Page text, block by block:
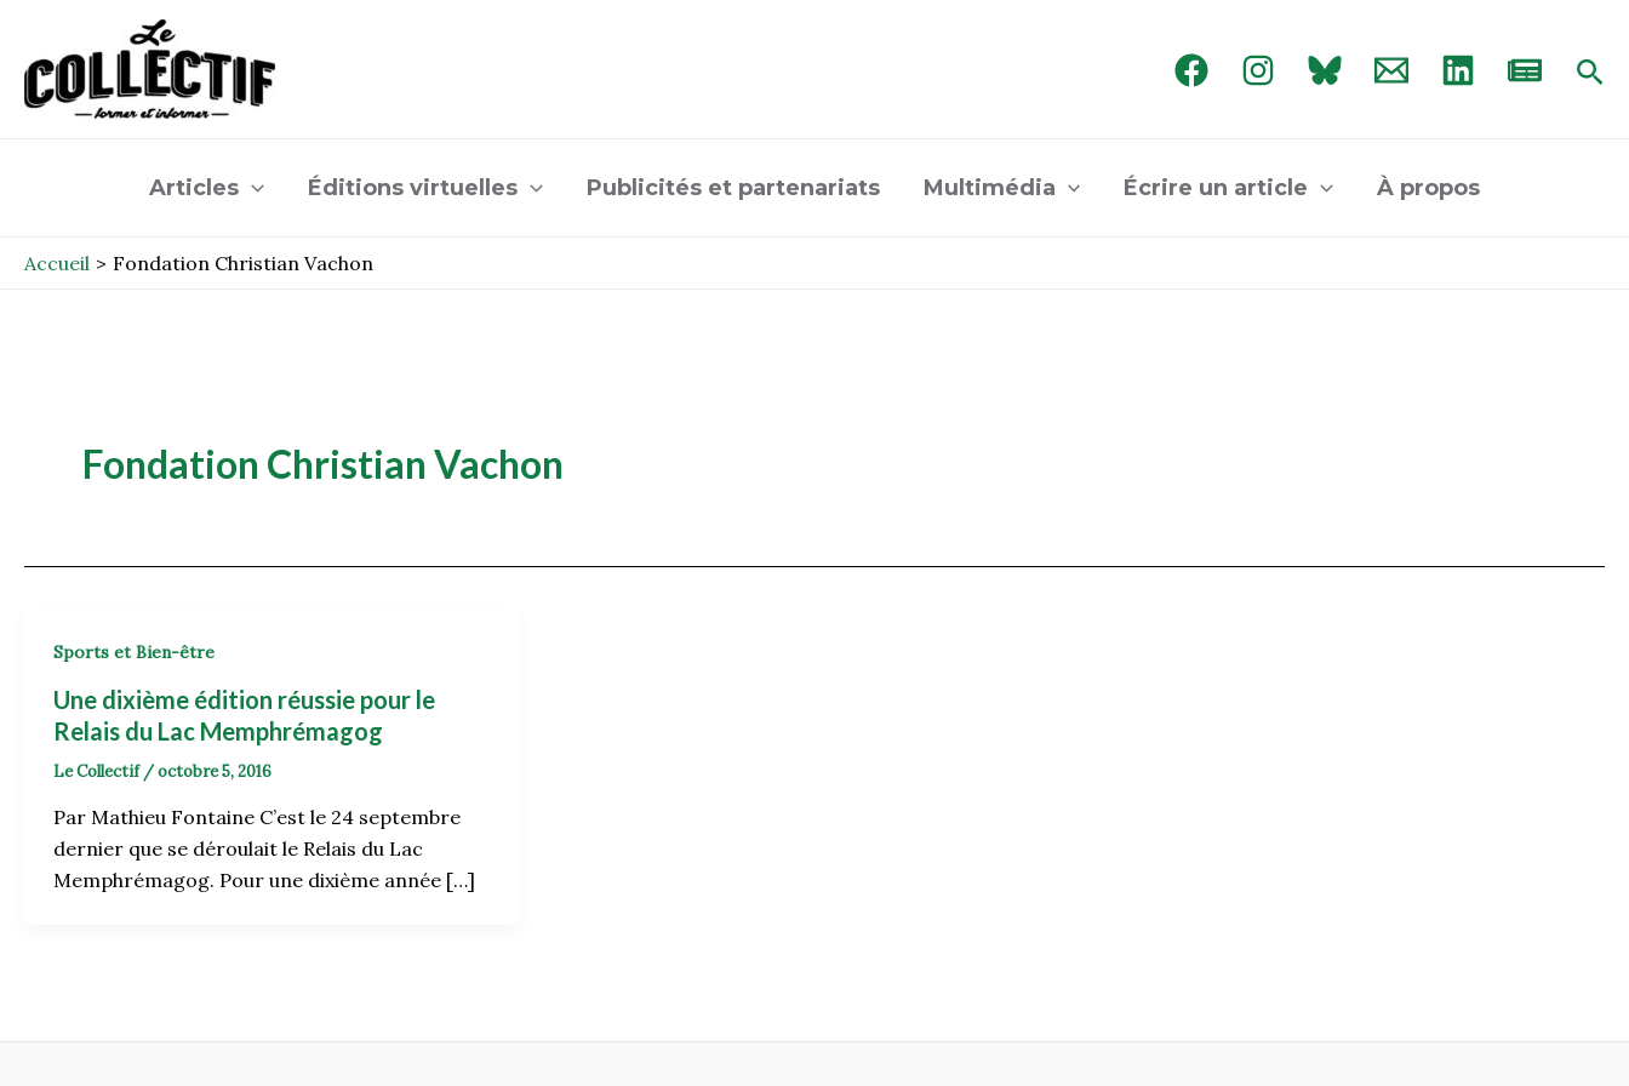
contenu
Articles Éditions virtuelles Publicités et partenariats Multimédia Écrire un article À propos
Accueil Fondation Christian Vachon
Fondation Christian Vachon
Sports et Bien-être
Une dixième édition réussie pour le
Relais du Lac Memphrémagog
Le Collectif /octobre 5, 2016
Par Mathieu Fontaine C’est le 24 septembre
dernier que se déroulait le Relais du Lac
Memphrémagog. Pour une dixième année […]